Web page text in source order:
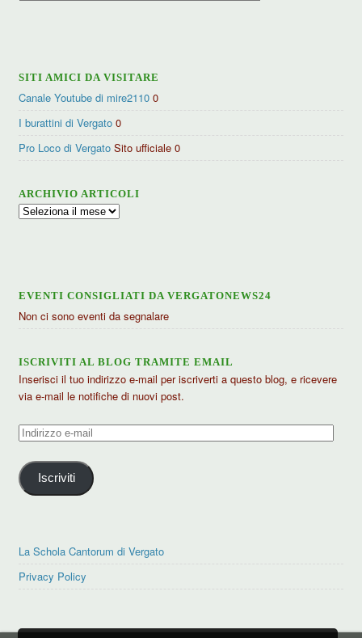
SITI AMICI DA VISITARE
Canale Youtube di mire2110 0
I burattini di Vergato 0
Pro Loco di Vergato Sito ufficiale 0
ARCHIVIO ARTICOLI
Archivio
EVENTI CONSIGLIATI DA VERGATONEWS24
Non ci sono eventi da segnalare
ISCRIVITI AL BLOG TRAMITE EMAIL
Inserisci il tuo indirizzo e-mail per iscriverti a questo blog, e ricevere
via e-mail le notifiche di nuovi post.
Indirizzo
mail
Iscriviti
La Schola Cantorum di Vergato
Privacy Policy